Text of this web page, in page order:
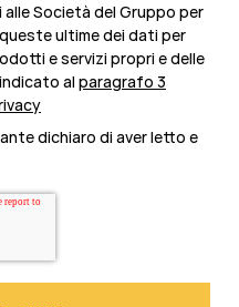
Società del Gruppo per
ultime dei dati per
e servizi propri e delle
al paragrafo 3
dichiaro di aver letto e